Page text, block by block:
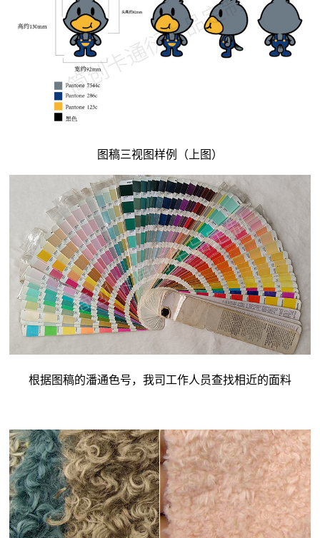
图稿三视图样例（上图）
根据图稿的潘通色号，我司工作人员查找相近的面料